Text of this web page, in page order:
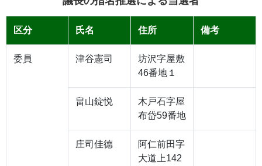
区分 氏名 住所 備考
委員 津谷憲司
坊沢字屋敷
46番地１
畠山錠悦
木戸石字屋
布岱59番地
庄司佳德
阿仁前田字
大道上142